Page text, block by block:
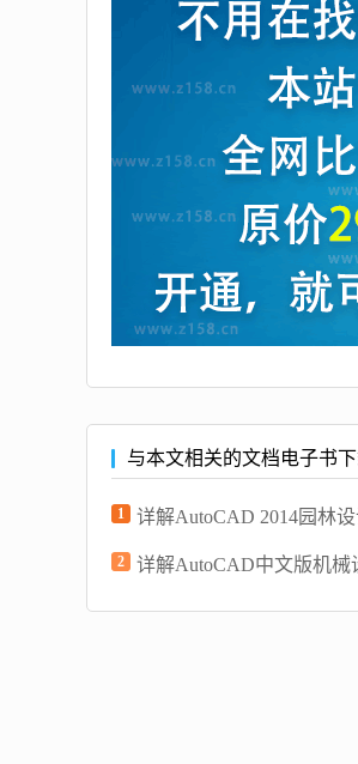
与本文相关的文档电子书
1 详解AutoCAD 2014园林
2 详解AutoCAD中文版机械